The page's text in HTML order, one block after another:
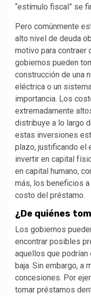
“estímulo fiscal” se
Pero comúnmente
alto nivel de deuda
motivo para contraer
gobiernos pueden
construcción de una
eléctrica o un
importancia. Los
extremadamente
distribuye a lo largo
estas inversiones
plazo, justificando el
invertir en capital
en capital humano,
más, los beneficios
costo del préstamo.
¿De quiénes
Los gobiernos
encontrar posibles
aquellos que
baja. Sin embargo, a
concesiones. Por
tomar préstamos